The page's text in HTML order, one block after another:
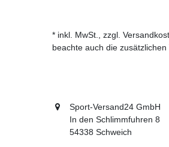
* inkl. MwSt., zzgl.
beachte auch die
Sport-Versand24 GmbH
In den Schlimmfuhren 8
54338 Schweich